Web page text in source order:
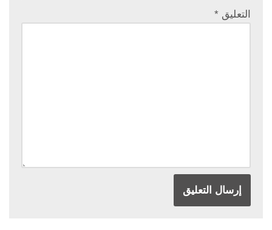
التعليق *